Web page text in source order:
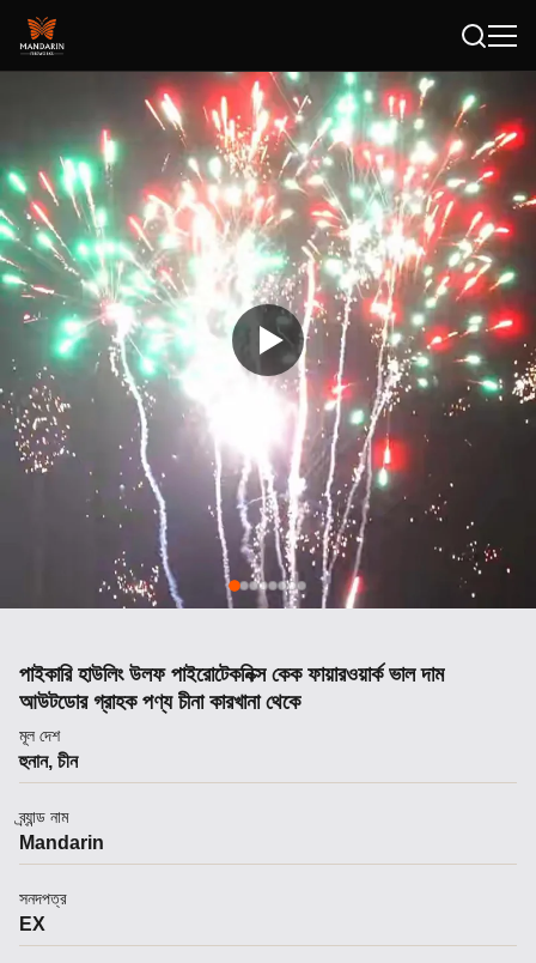
পাইকারি হাউলিং উলফ পাইরোটেকনিক্স কেক ফায়ারওয়ার্ক ভাল দাম
আউটডোর গ্রাহক পণ্য চীনা কারখানা থেকে
মূল দেশ
হুনান, চীন
ব্র্যান্ড নাম
Mandarin
সনদপত্র
EX